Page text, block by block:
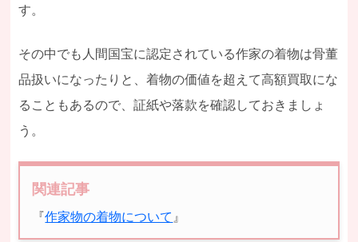
す。
その中でも人間国宝に認定されている作家の着物は骨董
品扱いになったりと、着物の価値を超えて高額買取にな
ることもあるので、証紙や落款を確認しておきましょ
う。
関連記事
『作家物の着物について』